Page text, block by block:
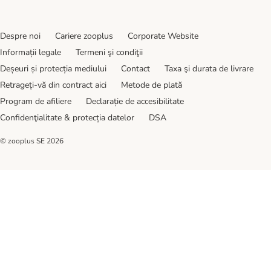
Despre noi Cariere zooplus
Corporate Website
Informații legale
Termeni şi condiţii
Deșeuri și protecția mediului
Contact
Taxa şi durata de livrare
Retrageți-vă din contract aici
Metode de plată
Program de afiliere
Declarație de accesibilitate
Confidenţialitate & protecția datelor
DSA
© zooplus SE 2026